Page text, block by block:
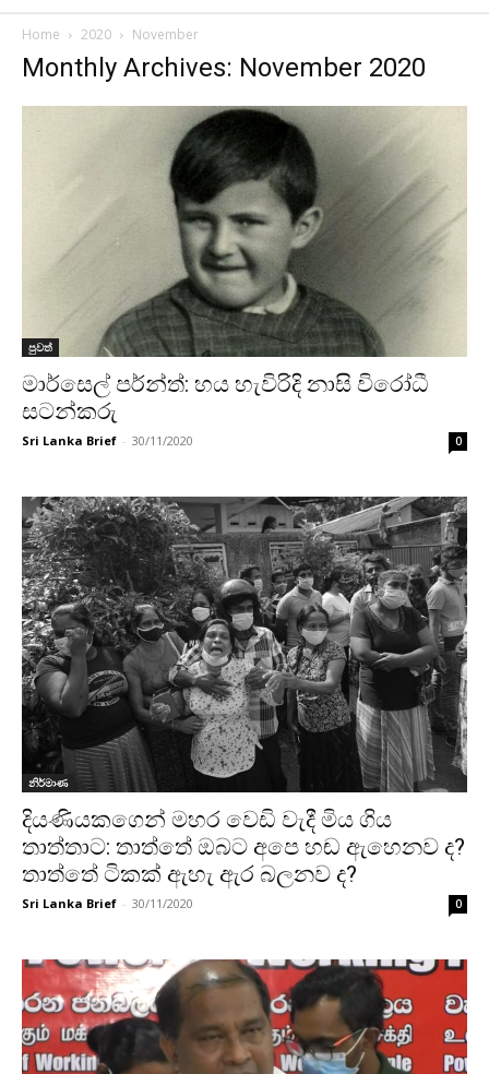
Home 2020 November
Monthly Archives: November 2020
පුවත්
මාර්සෙල් පර්න්ත්: හය හැවිරිදි නාසි විරෝධී
සටන්කරු
Sri Lanka Brief - 30/11/2020 0
නිර්මාණ
දියණියකගෙන් මහර වෙඩි වැදී මිය ගිය
තාත්තාට: තාත්තේ ඔබට අපෙ හඬ ඇහෙනව ද?
තාත්තේ ටිකක් ඇහැ ඇර බලනව ද?
Sri Lanka Brief - 30/11/2020 0